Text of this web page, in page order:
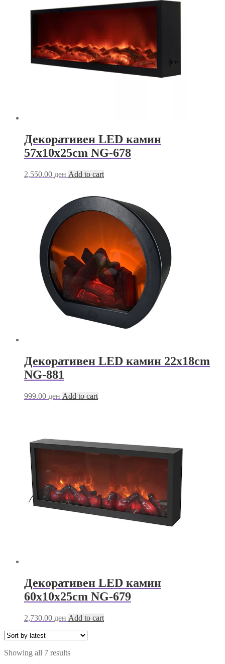
Декоративен LED камин
57х10х25cm NG-678
2,550.00 ден Add to cart
Декоративен LED камин 22х18cm
NG-881
999.00 ден Add to cart
Декоративен LED камин
60х10х25cm NG-679
2,730.00 ден Add to cart
Showing all 7 resultsSorted